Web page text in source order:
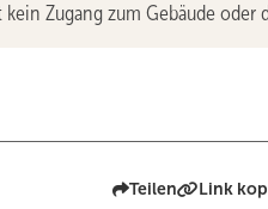
Zugang zum Gebäude
Teilen Link